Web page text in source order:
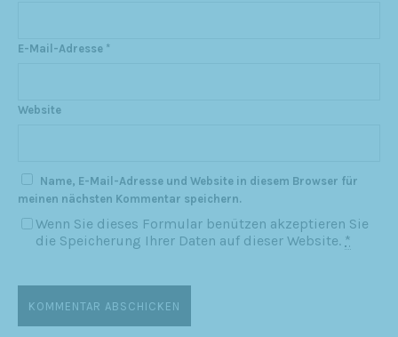
E-Mail-Adresse *
Website
Name, E-Mail-Adresse und Website in diesem Browser für
meinen nächsten Kommentar speichern.
Wenn Sie dieses Formular benützen akzeptieren Sie
die Speicherung Ihrer Daten auf dieser Website. *